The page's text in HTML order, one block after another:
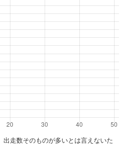
走数そのものが多いとは言えないた